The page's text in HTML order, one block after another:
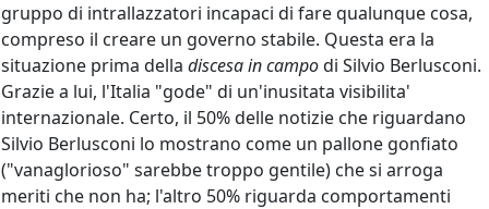
gruppo di intrallazzatori incapaci di fare qualunque cosa,
compreso il creare un governo stabile. Questa era la
situazione prima della discesa in campodi Silvio Berlusconi.
Grazie a lui, l'Italia "gode" di un'inusitata visibilita'
internazionale. Certo, il 50% delle notizie che riguardano
Silvio Berlusconi lo mostrano come un pallone gonfiato
("vanaglorioso" sarebbe troppo gentile) che si arroga
meriti che non ha; l'altro 50% riguarda comportamenti